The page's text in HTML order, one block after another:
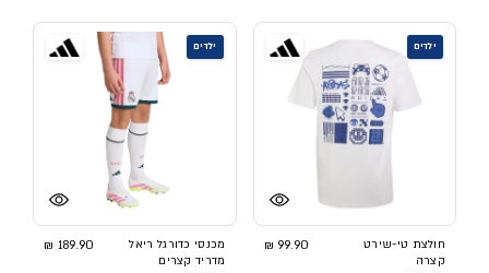
ילדים
חולצת טי-שירט
קצרה
99.90 ₪
ילדים
מכנסי כדורגל ריאל
מדריד קצרים
189.90 ₪